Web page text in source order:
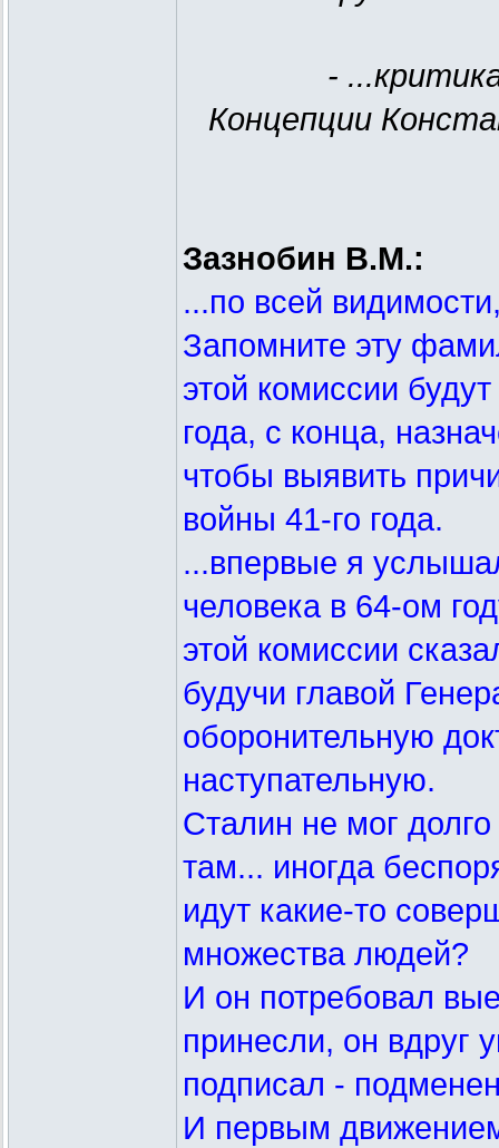
-
Концепции
Зазнобин В.М.:
...по всей
Запомните эту
этой комиссии
года, с конца,
чтобы выявить
войны 41-го года.
...впервые я
человека в 64-ом
этой комиссии
будучи главой
оборонительную
наступательную.
Сталин не мог
там... иногда
идут какие-то
множества людей?
И он потребовал
принесли, он вдруг
подписал -
И первым